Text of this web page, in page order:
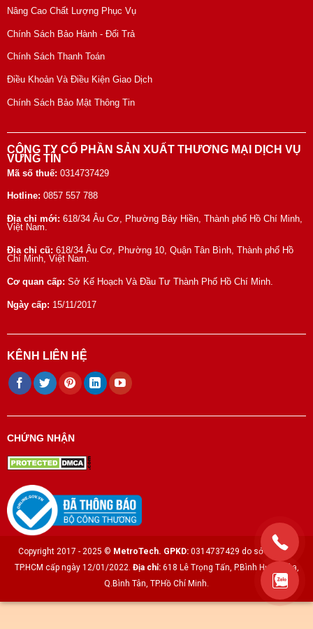
Nâng Cao Chất Lượng Phục Vụ
Chính Sách Bảo Hành - Đổi Trả
Chính Sách Thanh Toán
Điều Khoản Và Điều Kiện Giao Dịch
Chính Sách Bảo Mật Thông Tin
CÔNG TY CỔ PHẦN SẢN XUẤT THƯƠNG MẠI DỊCH VỤ
VỮNG TÍN
Mã số thuế: 0314737429
Hotline: 0857 557 788
Địa chỉ mới: 618/34 Âu Cơ, Phường Bảy Hiền, Thành phố Hồ Chí Minh,
Việt Nam.
Địa chỉ cũ: 618/34 Âu Cơ, Phường 10, Quận Tân Bình, Thành phố Hồ
Chí Minh, Việt Nam.
Cơ quan cấp: Sở Kế Hoạch Và Đầu Tư Thành Phố Hồ Chí Minh.
Ngày cấp: 15/11/2017
KÊNH LIÊN HỆ
CHỨNG NHẬN
Copyright 2017 - 2025 © MetroTech. GPKD:0314737429 do sở KH & ĐT
TP.HCM cấp ngày 12/01/2022. Địa chỉ:618 Lê Trọng Tấn, P.Bình Hưng Hòa,
Q.Bình Tân, TP.Hồ Chí Minh.